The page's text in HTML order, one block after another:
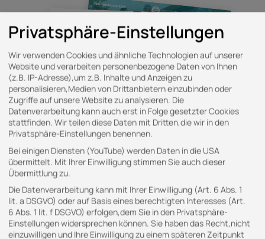
KONTAKT
Privatsphäre-Einstellungen
Wir verwenden Cookies und ähnliche Technologien auf unserer
Website und verarbeiten personenbezogene Daten von Ihnen
(z.B. IP-Adresse),um z.B. Inhalte und Anzeigen zu
personalisieren,Medien von Drittanbietern einzubinden oder
Zugriffe auf unsere Website zu analysieren. Die
Datenverarbeitung kann auch erst in Folge gesetzter Cookies
stattfinden. Wir teilen diese Daten mit Dritten,die wir in den
Privatsphäre-Einstellungen benennen.
Bei einigen Diensten (YouTube) werden Daten in die USA
übermittelt. Mit Ihrer Einwilligung stimmen Sie auch dieser
Übermittlung zu.
Die Datenverarbeitung kann mit Ihrer Einwilligung (Art. 6 Abs. 1
lit. a DSGVO) oder auf Basis eines berechtigten Interesses (Art.
6 Abs. 1 lit. f DSGVO) erfolgen,dem Sie in den Privatsphäre-
Einstellungen widersprechen können. Sie haben das Recht,nicht
einzuwilligen und Ihre Einwilligung zu einem späteren Zeitpunkt